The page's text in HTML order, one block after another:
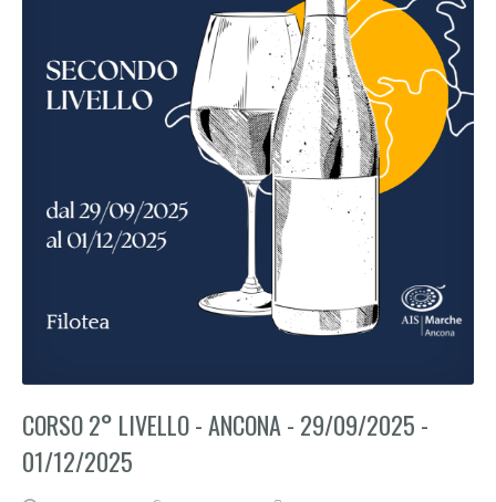
CORSO 2° LIVELLO - ANCONA - 29/09/2025 -
01/12/2025